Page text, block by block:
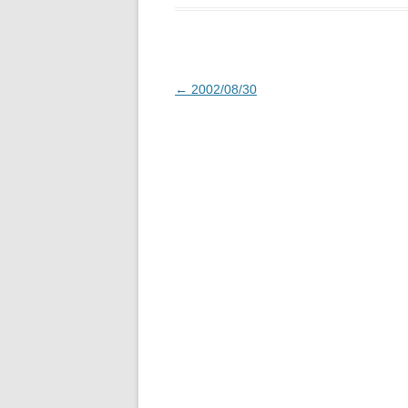
投
← 2002/08/30